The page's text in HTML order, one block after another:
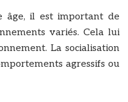
âge, il est important de
variés. Cela lui
La socialisation
agressifs ou